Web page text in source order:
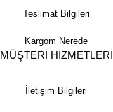
Teslimat Bilgileri
Kargom Nerede
MÜŞTERİ HİZMETLERİ
İletişim Bilgileri